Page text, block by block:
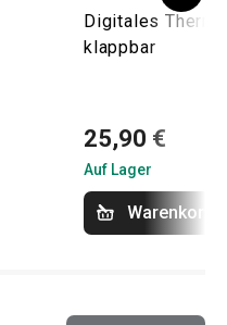
Digitales
klappbar
25,90 €
Auf Lager
Warenkorb